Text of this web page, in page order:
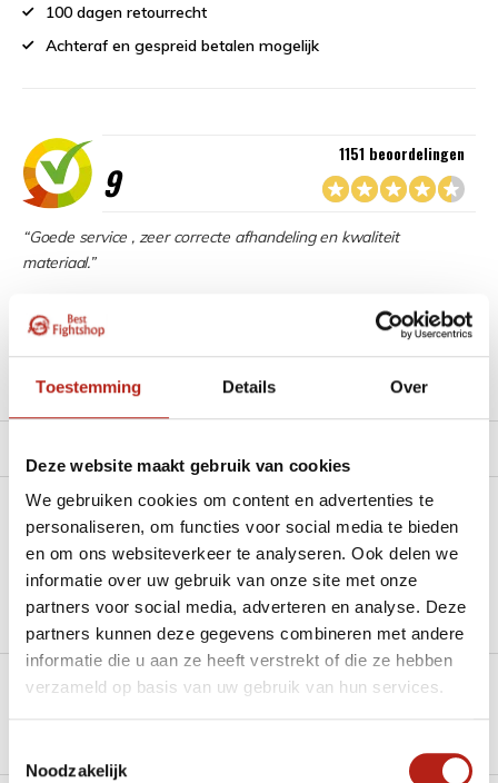
Toestemming Details Over
Deze website maakt gebruik van cookies
We gebruiken cookies om content en advertenties te
personaliseren, om functies voor social media te bieden
en om ons websiteverkeer te analyseren. Ook delen we
informatie over uw gebruik van onze site met onze
partners voor social media, adverteren en analyse. Deze
partners kunnen deze gegevens combineren met andere
informatie die u aan ze heeft verstrekt of die ze hebben
verzameld op basis van uw gebruik van hun services.
Noodzakelijk
100 dagen retourrecht
Achteraf en gespreid betalen mogelijk
9
1151 beoordelingen
“Goede service , zeer correcte afhandeling en kwaliteit
materiaal.”
Beschikbaar in de volgende varianten:
Productomschrijving
Heb je een vraag over dit product?
Stel je vraag in de Chat voor een snel antwoord 24/7
Stel je vraag
Groot aantal nodig?
Klik hier om een offerte aan te vragen